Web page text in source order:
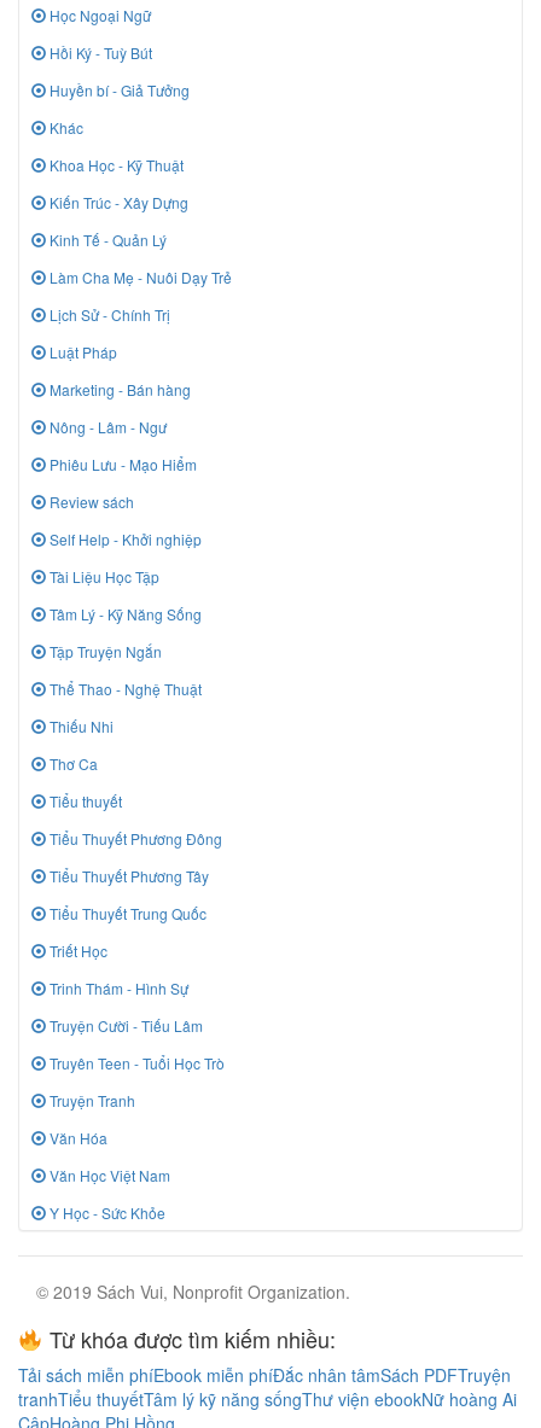
Học Ngoại Ngữ
Hồi Ký - Tuỳ Bút
Huyền bí - Giả Tưởng
Khác
Khoa Học - Kỹ Thuật
Kiến Trúc - Xây Dựng
Kinh Tế - Quản Lý
Làm Cha Mẹ - Nuôi Dạy Trẻ
Lịch Sử - Chính Trị
Luật Pháp
Marketing - Bán hàng
Nông - Lâm - Ngư
Phiêu Lưu - Mạo Hiểm
Review sách
Self Help - Khởi nghiệp
Tài Liệu Học Tập
Tâm Lý - Kỹ Năng Sống
Tập Truyện Ngắn
Thể Thao - Nghệ Thuật
Thiếu Nhi
Thơ Ca
Tiểu thuyết
Tiểu Thuyết Phương Đông
Tiểu Thuyết Phương Tây
Tiểu Thuyết Trung Quốc
Triết Học
Trinh Thám - Hình Sự
Truyện Cười - Tiếu Lâm
Truyên Teen - Tuổi Học Trò
Truyện Tranh
Văn Hóa
Văn Học Việt Nam
Y Học - Sức Khỏe
© 2019 Sách Vui, Nonprofit Organization.
Từ khóa được tìm kiếm nhiều:
Tải sách miễn phíEbook miễn phíĐắc nhân tâmSách PDFTruyện
tranhTiểu thuyếtTâm lý kỹ năng sốngThư viện ebookNữ hoàng Ai